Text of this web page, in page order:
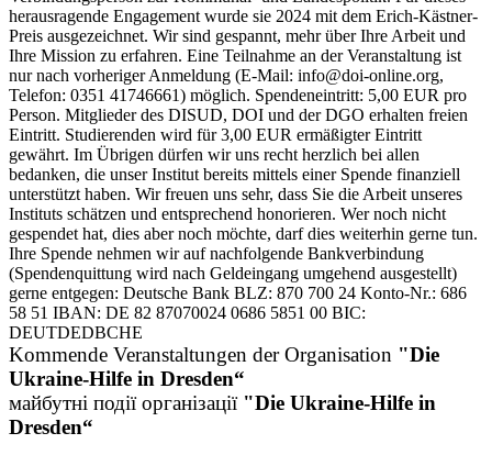
herausragende Engagement wurde sie 2024 mit dem Erich-Kästner-
Preis ausgezeichnet. Wir sind gespannt, mehr über Ihre Arbeit und
Ihre Mission zu erfahren. Eine Teilnahme an der Veranstaltung ist
nur nach vorheriger Anmeldung (E-Mail: info@doi-online.org,
Telefon: 0351 41746661) möglich. Spendeneintritt: 5,00 EUR pro
Person. Mitglieder des DISUD, DOI und der DGO erhalten freien
Eintritt. Studierenden wird für 3,00 EUR ermäßigter Eintritt
gewährt. Im Übrigen dürfen wir uns recht herzlich bei allen
bedanken, die unser Institut bereits mittels einer Spende finanziell
unterstützt haben. Wir freuen uns sehr, dass Sie die Arbeit unseres
Instituts schätzen und entsprechend honorieren. Wer noch nicht
gespendet hat, dies aber noch möchte, darf dies weiterhin gerne tun.
Ihre Spende nehmen wir auf nachfolgende Bankverbindung
(Spendenquittung wird nach Geldeingang umgehend ausgestellt)
gerne entgegen: Deutsche Bank BLZ: 870 700 24 Konto-Nr.: 686
58 51 IBAN: DE 82 87070024 0686 5851 00 BIC:
DEUTDEDBCHE
Kommende Veranstaltungen der Organisation "Die
Ukraine-Hilfe in Dresden“
майбутні події організації "Die Ukraine-Hilfe in
Dresden“